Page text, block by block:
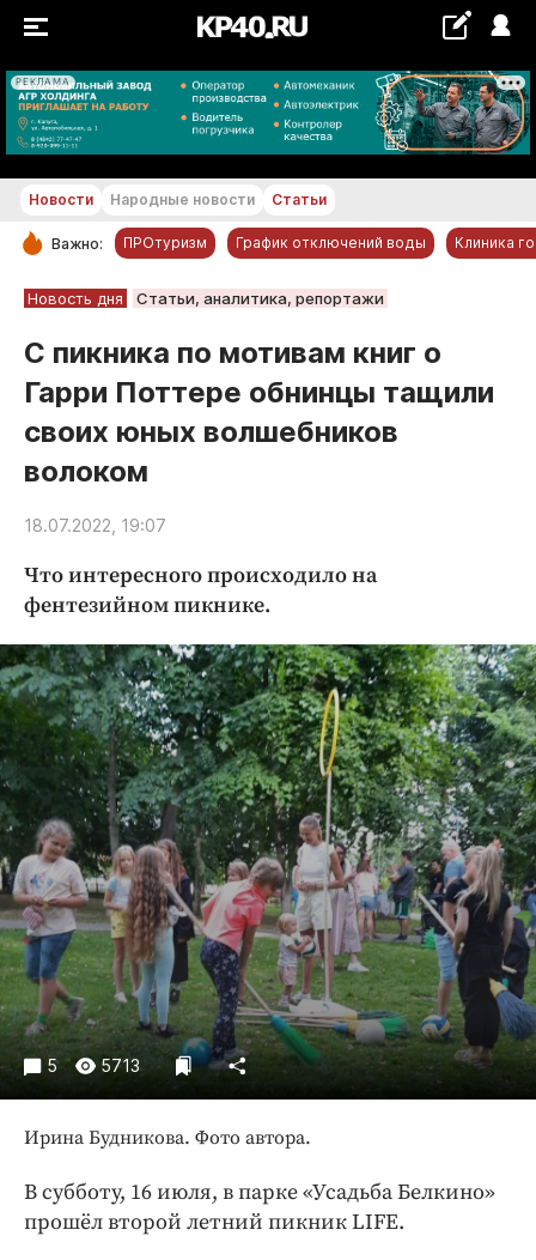
РЕКЛАМА
+18...+19 °С
РУБРИКИ
Статьи
Народные новости
Авто и транспорт
Благоустройство
Культура
Образование
Общество
Погода
Праздники
Происшествия
Спорт
Экономика и бизнес
ПРОЕКТЫ
Блоги
Издания
Медиаперсона
Интересное чтиво
Бренд года
Работодатель года
Новости Народные новости Статьи
Важно: ПРОтуризм График отключений воды Клиника
Новость дня Статьи, аналитика, репортажи
С пикника по мотивам книг о
Гарри Поттере обнинцы тащили
своих юных волшебников
волоком
18.07.2022, 19:07
Что интересного происходило на
фентезийном пикнике.
5 5713
Ирина Будникова. Фото автора.
В субботу, 16 июля, в парке «Усадьба Белкино»
прошёл второй летний пикник LIFE.